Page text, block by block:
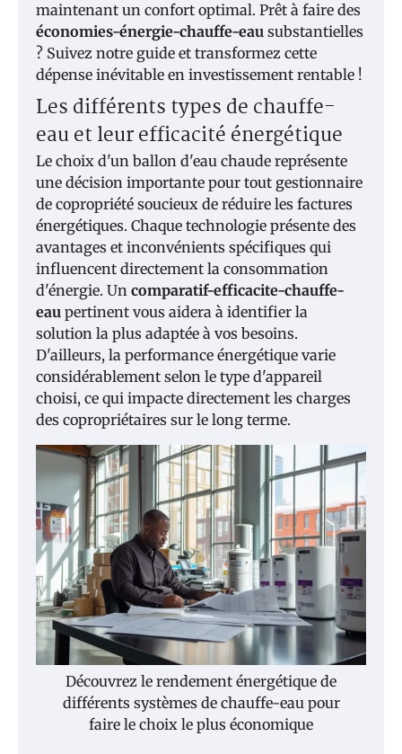
maintenant un confort optimal. Prêt à faire des
économies-énergie-chauffe-eau substantielles
? Suivez notre guide et transformez cette
dépense inévitable en investissement rentable !
Les différents types de chauffe-
eau et leur efficacité énergétique
Le choix d'un ballon d'eau chaude représente
une décision importante pour tout gestionnaire
de copropriété soucieux de réduire les factures
énergétiques. Chaque technologie présente des
avantages et inconvénients spécifiques qui
influencent directement la consommation
d'énergie. Un comparatif-efficacite-chauffe-
eau pertinent vous aidera à identifier la
solution la plus adaptée à vos besoins.
D'ailleurs, la performance énergétique varie
considérablement selon le type d'appareil
choisi, ce qui impacte directement les charges
des copropriétaires sur le long terme.
Découvrez le rendement énergétique de
différents systèmes de chauffe-eau pour
faire le choix le plus économique